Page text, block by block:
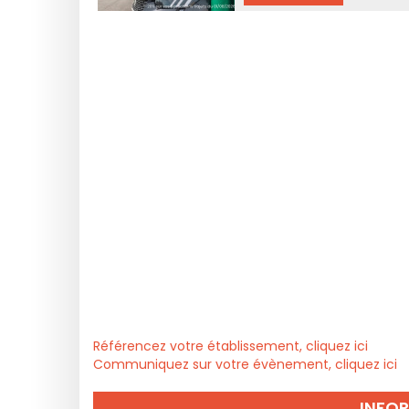
Référencez votre établissement, cliquez ici
Communiquez sur votre évènement, cliquez ici